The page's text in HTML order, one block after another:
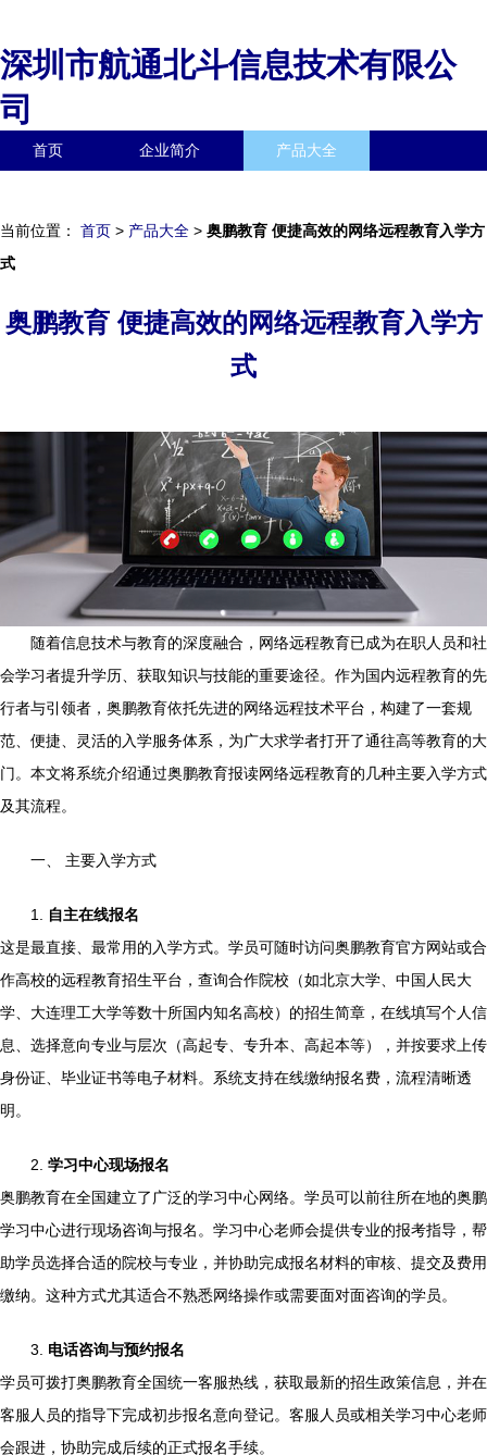
深圳市航通北斗信息技术有限公
司
首页 企业简介 产品大全
当前位置： 首页 > 产品大全 > 奥鹏教育 便捷高效的网络远程教育入学方
式
奥鹏教育 便捷高效的网络远程教育入学方
式
随着信息技术与教育的深度融合，网络远程教育已成为在职人员和社
会学习者提升学历、获取知识与技能的重要途径。作为国内远程教育的先
行者与引领者，奥鹏教育依托先进的网络远程技术平台，构建了一套规
范、便捷、灵活的入学服务体系，为广大求学者打开了通往高等教育的大
门。本文将系统介绍通过奥鹏教育报读网络远程教育的几种主要入学方式
及其流程。
一、 主要入学方式
1.
自主在线报名
这是最直接、最常用的入学方式。学员可随时访问奥鹏教育官方网站或合
作高校的远程教育招生平台，查询合作院校（如北京大学、中国人民大
学、大连理工大学等数十所国内知名高校）的招生简章，在线填写个人信
息、选择意向专业与层次（高起专、专升本、高起本等），并按要求上传
身份证、毕业证书等电子材料。系统支持在线缴纳报名费，流程清晰透
明。
2. 学习中心现场报名
奥鹏教育在全国建立了广泛的学习中心网络。学员可以前往所在地的奥鹏
学习中心进行现场咨询与报名。学习中心老师会提供专业的报考指导，帮
助学员选择合适的院校与专业，并协助完成报名材料的审核、提交及费用
缴纳。这种方式尤其适合不熟悉网络操作或需要面对面咨询的学员。
3. 电话咨询与预约报名
学员可拨打奥鹏教育全国统一客服热线，获取最新的招生政策信息，并在
客服人员的指导下完成初步报名意向登记。客服人员或相关学习中心老师
会跟进，协助完成后续的正式报名手续。